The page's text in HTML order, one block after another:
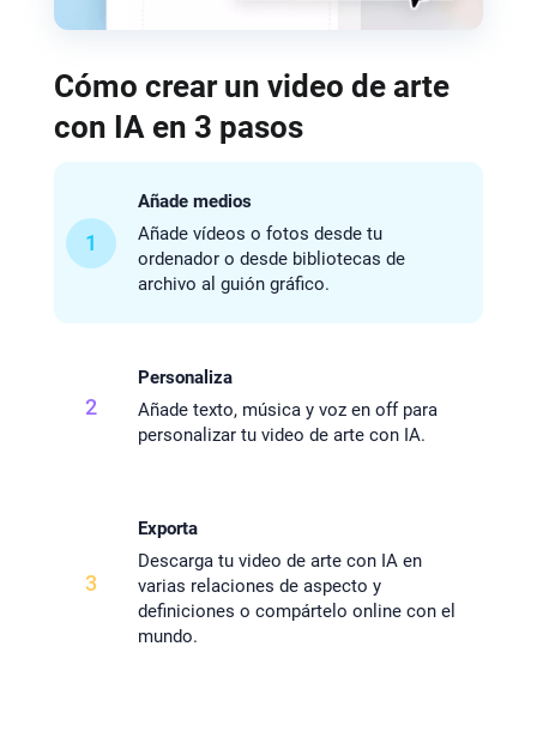
Cómo crear un video de arte
con IA en 3 pasos
1
Añade medios
Añade vídeos o fotos desde tu
ordenador o desde bibliotecas de
archivo al guión gráfico.
2
Personaliza
Añade texto, música y voz en off para
personalizar tu video de arte con IA.
3
Exporta
Descarga tu video de arte con IA en
varias relaciones de aspecto y
definiciones o compártelo online con el
mundo.